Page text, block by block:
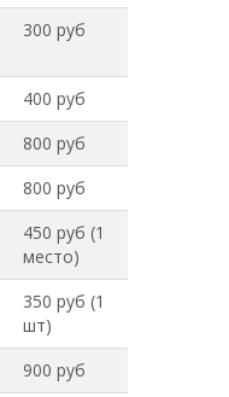
300 руб
400 руб
800 руб
800 руб
450 руб (1
место)
350 руб (1
шт)
900 руб